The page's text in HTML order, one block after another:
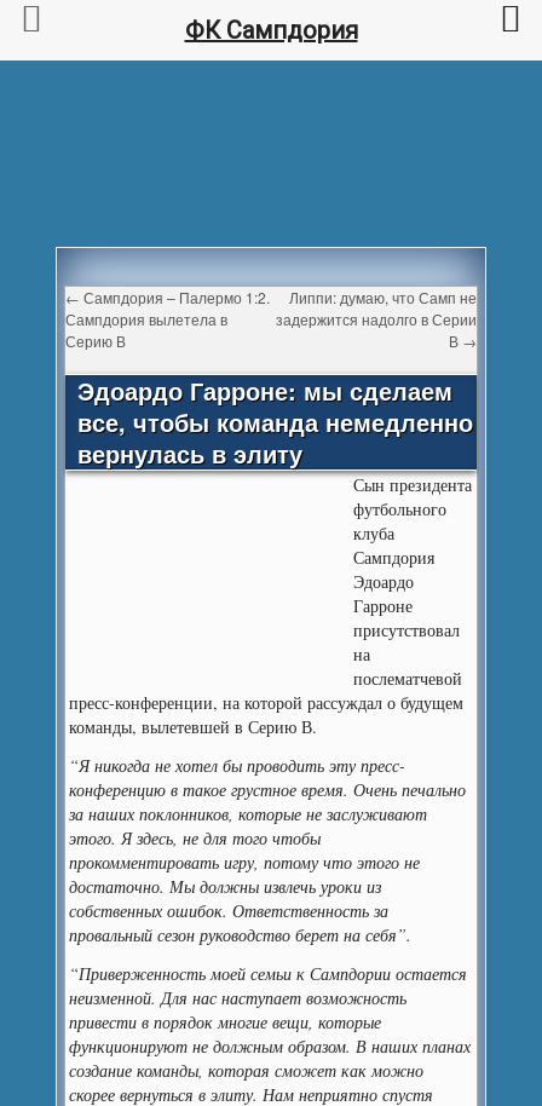
← Сампдория – Палермо 1:2.
Сампдория вылетела в
Серию В
Липпи: думаю, что Самп не
задержится надолго в Серии
В →
Эдоардо Гарроне: мы сделаем
все, чтобы команда немедленно
вернулась в элиту
Сын президента
футбольного
клуба
Сампдория
Эдоардо
Гарроне
присутствовал
на
послематчевой
пресс-конференции, на которой рассуждал о будущем
команды, вылетевшей в Серию В.
“Я никогда не хотел бы проводить эту пресс-
конференцию в такое грустное время. Очень печально
за наших поклонников, которые не заслуживают
этого. Я здесь, не для того чтобы
прокомментировать игру, потому что этого не
достаточно. Мы должны извлечь уроки из
собственных ошибок. Ответственность за
провальный сезон руководство берет на себя”.
“Приверженность моей семьи к Сампдории остается
неизменной. Для нас наступает возможность
привести в порядок многие вещи, которые
функционируют не должным образом. В наших планах
создание команды, которая сможет как можно
скорее вернуться в элиту. Нам неприятно спустя
ФК Сампдория